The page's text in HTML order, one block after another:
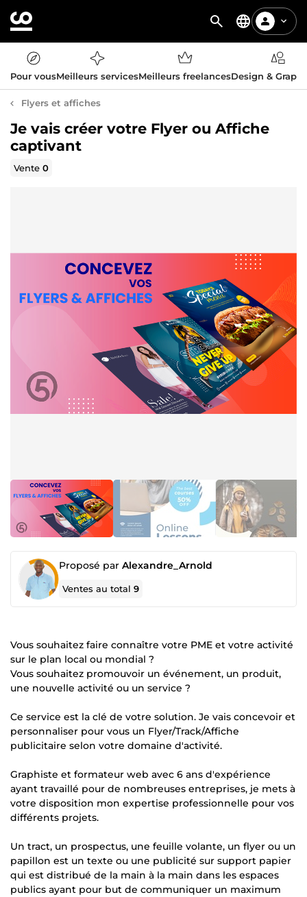
Pour vousMeilleurs servicesMeilleurs freelancesDesign &
Flyers et affiches
Je vais créer votre Flyer ou Affiche
captivant
Vente0
Proposé par Alexandre_Arnold
Ventes au total9
Vous souhaitez faire connaître votre PME et votre activité
sur le plan local ou mondial ?
Vous souhaitez promouvoir un événement, un produit,
une nouvelle activité ou un service ?
Ce service est la clé de votre solution. Je vais concevoir et
personnaliser pour vous un Flyer/Track/Affiche
publicitaire selon votre domaine d'activité.
Graphiste et formateur web avec 6 ans d'expérience
ayant travaillé pour de nombreuses entreprises, je mets à
votre disposition mon expertise professionnelle pour vos
différents projets.
Un tract, un prospectus, une feuille volante, un flyer ou un
papillon est un texte ou une publicité sur support papier
qui est distribué de la main à la main dans les espaces
publics ayant pour but de communiquer un maximum